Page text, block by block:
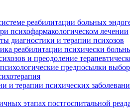
реабилитации больных
психофармакологическом лечении
диагностики и терапии психозов
реабилитации психически
и преодоление
предпосылки
и терапии психических
этапах постгоспитальной